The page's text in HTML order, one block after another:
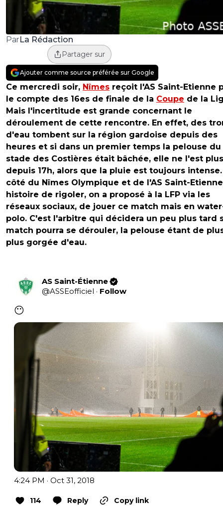
ParLa Rédaction
Partager sur
Ajouter comme source préférée sur Google
Ce mercredi soir, Nîmes reçoit l'AS Saint-Etienne
le compte des 16es de finale de la Coupe de la
Mais l'incertitude est grande concernant le
déroulement de cette rencontre. En effet, des
d'eau tombent sur la région gardoise depuis des
heures et si dans un premier temps la pelouse du
stade des Costières était bâchée, elle ne l'est plus
depuis 17h, alors que la pluie est toujours
côté du Nîmes Olympique et de l'AS Saint-
histoire de rigoler, on a proposé à la LFP via les
réseaux sociaux, de jouer ce match mais en
polo. C'est l'arbitre qui décidera un peu plus tard
match pourra se dérouler, la pelouse étant de
plus gorgée d'eau.
AS Saint-Étienne
@ASSEofficiel · Follow
😶
4:24 PM · Oct 31, 2018
114 Reply
Copy link